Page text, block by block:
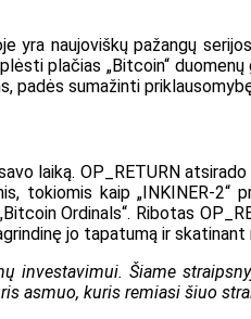
naujoviškų pažangų
plačias „Bitcoin“
padės sumažinti
laiką. OP_RETURN
tokiomis kaip „INKINER-
Ordinals“. Ribotas
jo tapatumą ir skatinant
Šiame
asmuo, kuris remiasi šiuo